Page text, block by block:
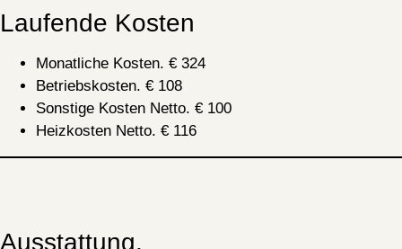
Laufende Kosten
Monatliche Kosten. € 324
Betriebskosten. € 108
Sonstige Kosten Netto. € 100
Heizkosten Netto. € 116
Ausstattung.